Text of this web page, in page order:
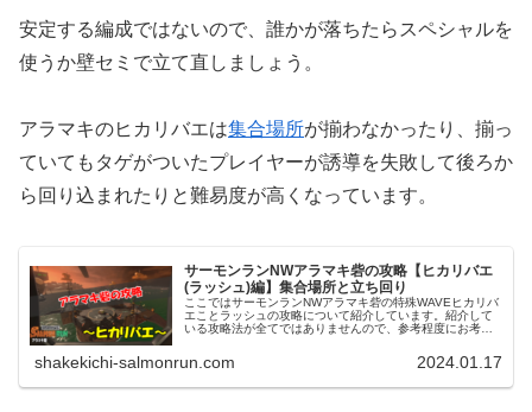
安定する編成ではないので、誰かが落ちたらスペシャルを
使うか壁セミで立て直しましょう。
アラマキのヒカリバエは集合場所が揃わなかったり、揃っ
ていてもタゲがついたプレイヤーが誘導を失敗して後ろか
ら回り込まれたりと難易度が高くなっています。
サーモンランNWアラマキ砦の攻略【ヒカリバエ
(ラッシュ)編】集合場所と立ち回り
ここではサーモンランNWアラマキ砦の特殊WAVEヒカリバ
エことラッシュの攻略について紹介しています。紹介して
いる攻略法が全てではありませんので、参考程度にお考え
shakekichi-salmonrun.com 2024.01.17